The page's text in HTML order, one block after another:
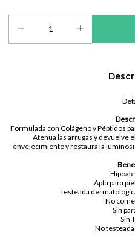
Formulada con Colágeno y Péptidos
Atenua las arrugas y devuelve
envejecimiento y restaura la
Apta para
Testeada
No
Sin
Sin
No testeada